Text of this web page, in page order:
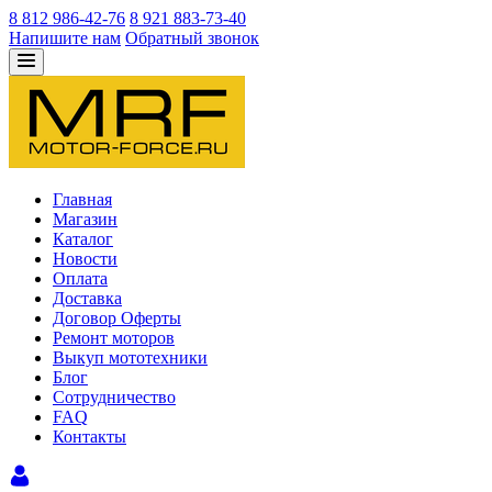
8 812 986-42-76 8 921 883-73-40
Напишите нам Обратный звонок
Главная
Магазин
Каталог
Новости
Оплата
Доставка
Договор Оферты
Ремонт моторов
Выкуп мототехники
Блог
Сотрудничество
FAQ
Контакты